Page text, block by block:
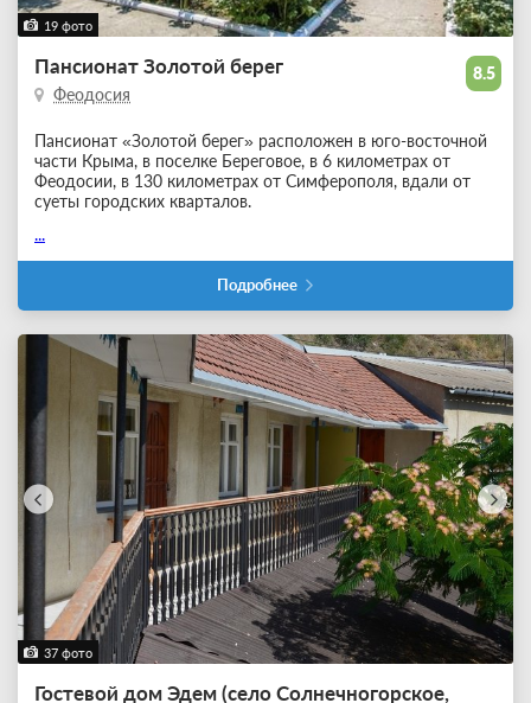
19 фото
8.5
Пансионат Золотой берег
Феодосия
Пансионат «Золотой берег» расположен в юго-восточной
части Крыма, в поселке Береговое, в 6 километрах от
Феодосии, в 130 километрах от Симферополя, вдали от
суеты городских кварталов.
...
Подробнее
37 фото
Гостевой дом Эдем (село Солнечногорское,